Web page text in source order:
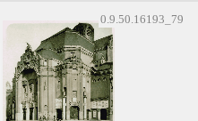
0.9.50.16193_79